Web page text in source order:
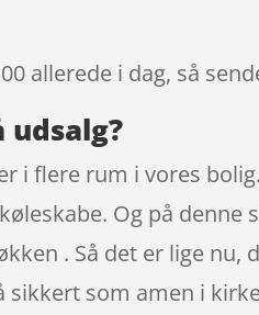
allerede i dag, så
i flere rum i vores
Og på
. Så det er lige nu,
som amen i